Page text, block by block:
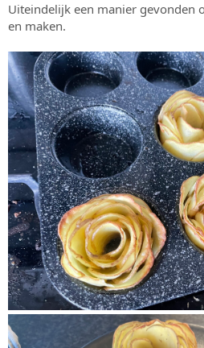
Uiteindelijk een manier gevonden
en maken.